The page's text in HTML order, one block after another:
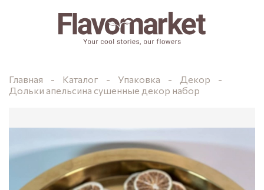
Главная Каталог Упаковка
Декор
Дольки апельсина сушенные декор набор